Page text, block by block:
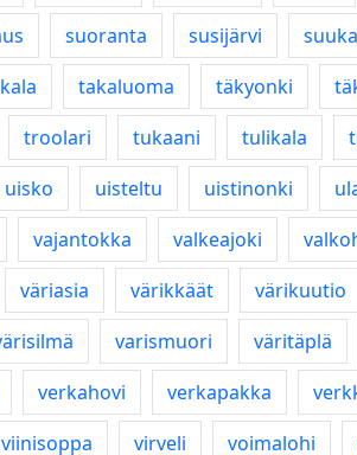
suoranta susijärvi
takaluoma täkyonki
troolari tukaani tulikala
uisko uisteltu uistinonki
vajantokka valkeajoki
väriasia värikkäät värikuutio
varismuori väritäplä
verkahovi verkapakka
viinisoppa virveli voimalohi